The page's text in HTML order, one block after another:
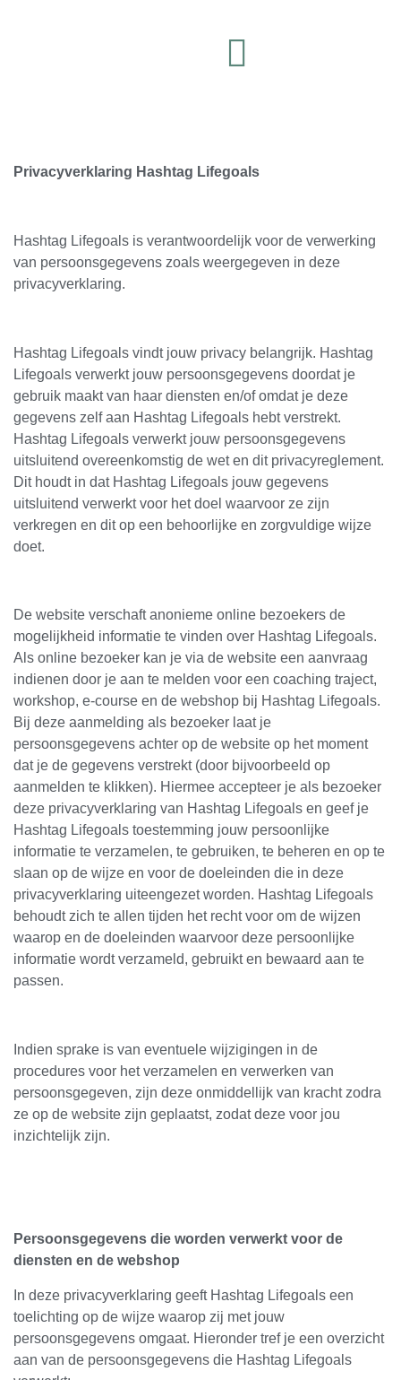
Privacyverklaring Hashtag Lifegoals
Hashtag Lifegoals is verantwoordelijk voor de verwerking
van persoonsgegevens zoals weergegeven in deze
privacyverklaring.
Hashtag Lifegoals vindt jouw privacy belangrijk. Hashtag
Lifegoals verwerkt jouw persoonsgegevens doordat je
gebruik maakt van haar diensten en/of omdat je deze
gegevens zelf aan Hashtag Lifegoals hebt verstrekt.
Hashtag Lifegoals verwerkt jouw persoonsgegevens
uitsluitend overeenkomstig de wet en dit privacyreglement.
Dit houdt in dat Hashtag Lifegoals jouw gegevens
uitsluitend verwerkt voor het doel waarvoor ze zijn
verkregen en dit op een behoorlijke en zorgvuldige wijze
doet.
De website verschaft anonieme online bezoekers de
mogelijkheid informatie te vinden over Hashtag Lifegoals.
Als online bezoeker kan je via de website een aanvraag
indienen door je aan te melden voor een coaching traject,
workshop, e-course en de webshop bij Hashtag Lifegoals.
Bij deze aanmelding als bezoeker laat je
persoonsgegevens achter op de website op het moment
dat je de gegevens verstrekt (door bijvoorbeeld op
aanmelden te klikken). Hiermee accepteer je als bezoeker
deze privacyverklaring van Hashtag Lifegoals en geef je
Hashtag Lifegoals toestemming jouw persoonlijke
informatie te verzamelen, te gebruiken, te beheren en op te
slaan op de wijze en voor de doeleinden die in deze
privacyverklaring uiteengezet worden. Hashtag Lifegoals
behoudt zich te allen tijden het recht voor om de wijzen
waarop en de doeleinden waarvoor deze persoonlijke
informatie wordt verzameld, gebruikt en bewaard aan te
passen.
Indien sprake is van eventuele wijzigingen in de
procedures voor het verzamelen en verwerken van
persoonsgegeven, zijn deze onmiddellijk van kracht zodra
ze op de website zijn geplaatst, zodat deze voor jou
inzichtelijk zijn.
Persoonsgegevens die worden verwerkt voor de
diensten en de webshop
In deze privacyverklaring geeft Hashtag Lifegoals een
toelichting op de wijze waarop zij met jouw
persoonsgegevens omgaat. Hieronder tref je een overzicht
aan van de persoonsgegevens die Hashtag Lifegoals